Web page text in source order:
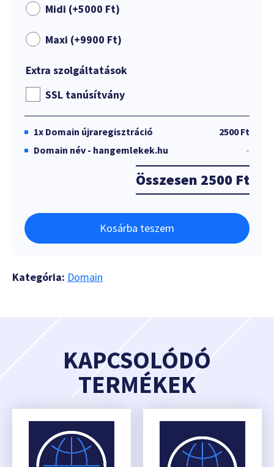
Midi (+5000 Ft)
Maxi (+9900 Ft)
Extra szolgáltatások
SSL tanúsítvány
1x Domain újraregisztráció
2500 Ft
Domain név - hangemlekek.hu
-
Összesen 2500 Ft
Kosárba teszem
Kategória: Domain
KAPCSOLÓDÓ
TERMÉKEK